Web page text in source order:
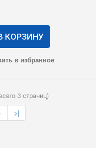
КОРЗИНУ
в избранное
3 страниц)
>|